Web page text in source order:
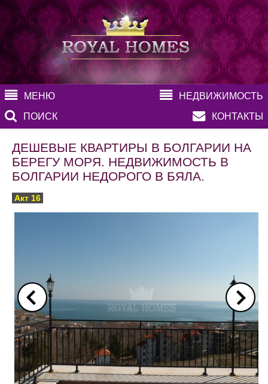
МЕНЮ
НЕДВИЖИМОСТЬ
ПОИСК
КОНТАКТЫ
ДЕШЕВЫЕ КВАРТИРЫ В БОЛГАРИИ НА
БЕРЕГУ МОРЯ. НЕДВИЖИМОСТЬ В
БОЛГАРИИ НЕДОРОГО В БЯЛА.
Акт 16